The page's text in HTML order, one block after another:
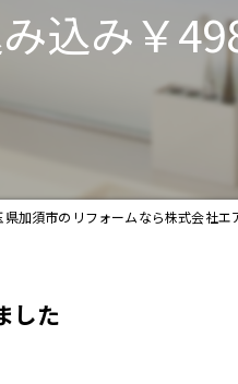
込み￥
県加須市のリフォームなら株式会社エ
した